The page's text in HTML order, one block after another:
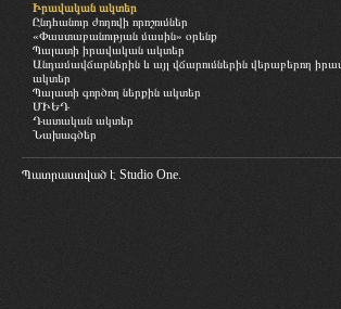
Իրավական ակտեր
Ընդհանուր ժողովի որոշումներ
«Փաստաբանության մասին» օրենք
Պալատի իրավական ակտեր
Անդամավճարներին և այլ վճարումներին վերաբերող
ակտեր
Պալատի գործող ներքին ակտեր
ՄԻԵԴ
Դատական ակտեր
Նախագծեր
Պատրաստված է Studio One.